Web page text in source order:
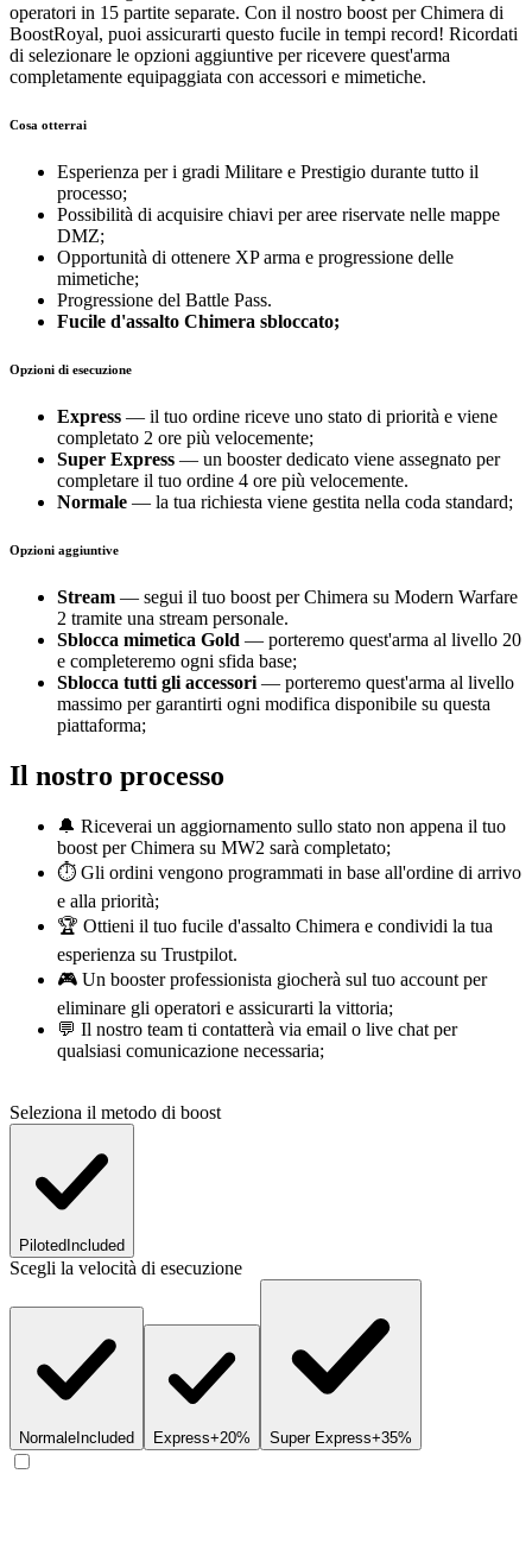
operatori in 15 partite separate. Con il nostro boost per Chimera di
BoostRoyal, puoi assicurarti questo fucile in tempi record! Ricordati
di selezionare le opzioni aggiuntive per ricevere quest'arma
completamente equipaggiata con accessori e mimetiche.
Cosa otterrai
Esperienza per i gradi Militare e Prestigio durante tutto il
processo;
Possibilità di acquisire chiavi per aree riservate nelle mappe
DMZ;
Opportunità di ottenere XP arma e progressione delle
mimetiche;
Progressione del Battle Pass.
Fucile d'assalto Chimera sbloccato;
Opzioni di esecuzione
Express — il tuo ordine riceve uno stato di priorità e viene
completato 2 ore più velocemente;
Super Express — un booster dedicato viene assegnato per
completare il tuo ordine 4 ore più velocemente.
Normale — la tua richiesta viene gestita nella coda standard;
Opzioni aggiuntive
Stream — segui il tuo boost per Chimera su Modern Warfare
2 tramite una stream personale.
Sblocca mimetica Gold — porteremo quest'arma al livello 20
e completeremo ogni sfida base;
Sblocca tutti gli accessori — porteremo quest'arma al livello
massimo per garantirti ogni modifica disponibile su questa
piattaforma;
Il nostro processo
🔔 Riceverai un aggiornamento sullo stato non appena il tuo
boost per Chimera su MW2 sarà completato;
⏱️ Gli ordini vengono programmati in base all'ordine di arrivo
e alla priorità;
🏆 Ottieni il tuo fucile d'assalto Chimera e condividi la tua
esperienza su Trustpilot.
🎮 Un booster professionista giocherà sul tuo account per
eliminare gli operatori e assicurarti la vittoria;
💬 Il nostro team ti contatterà via email o live chat per
qualsiasi comunicazione necessaria;
Seleziona il metodo di boost
Piloted Included
Scegli la velocità di esecuzione
Normale Included Express+20% Super Express+35%